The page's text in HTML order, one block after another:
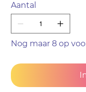
Aantal
Nog maar 8 op